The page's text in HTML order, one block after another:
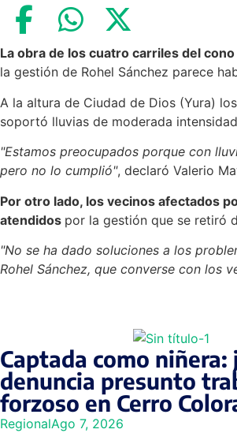
La obra de los cuatro carriles del
la gestión de Rohel Sánchez parece
A la altura de Ciudad de Dios (Yura)
soportó lluvias de moderada
"Estamos preocupados porque con
pero no lo cumplió", declaró Valerio
Por otro lado, los vecinos afectados
atendidos por la gestión que se retiró
"No se ha dado soluciones a los
Rohel Sánchez, que converse con los
Captada como niñera:
denuncia presunto
forzoso en Cerro
RegionalAgo 7, 2026